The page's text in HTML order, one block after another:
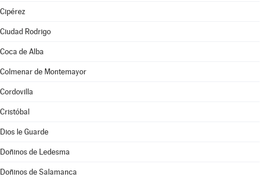
Cipérez
Ciudad Rodrigo
Coca de Alba
Colmenar de Montemayor
Cordovilla
Cristóbal
Dios le Guarde
Doñinos de Ledesma
Doñinos de Salamanca